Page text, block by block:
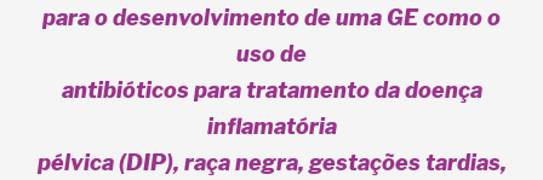
para o desenvolvimento de uma GE como o
uso de
antibióticos para tratamento da doença
inflamatória
pélvica (DIP), raça negra, gestações tardias,